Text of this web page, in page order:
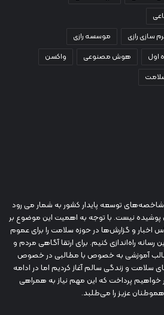
سازی رازی
موسسه رازی
اول هوش مصنوعی
واکسن
توسعه پایدار کشور به شمار می رود
نیست. با توجه به اهمیت این موضوع بر
اخبار و گزارش‌ها در حوزه سلامت را برای عموم
راه‌اندازی کنیم. برای ارتقا آگاهی مردم و
آموزشی به خصوص با مطالبی در خصوص
سلامت و زندگی سالم آغاز کردیم اما در ادامه
پرداخت که این مهم نیاز به همراهی
عزیز را می‌طلبد.